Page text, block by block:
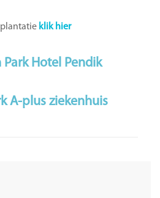
klik hier
Park Hotel Pendik
A-plus ziekenhuis